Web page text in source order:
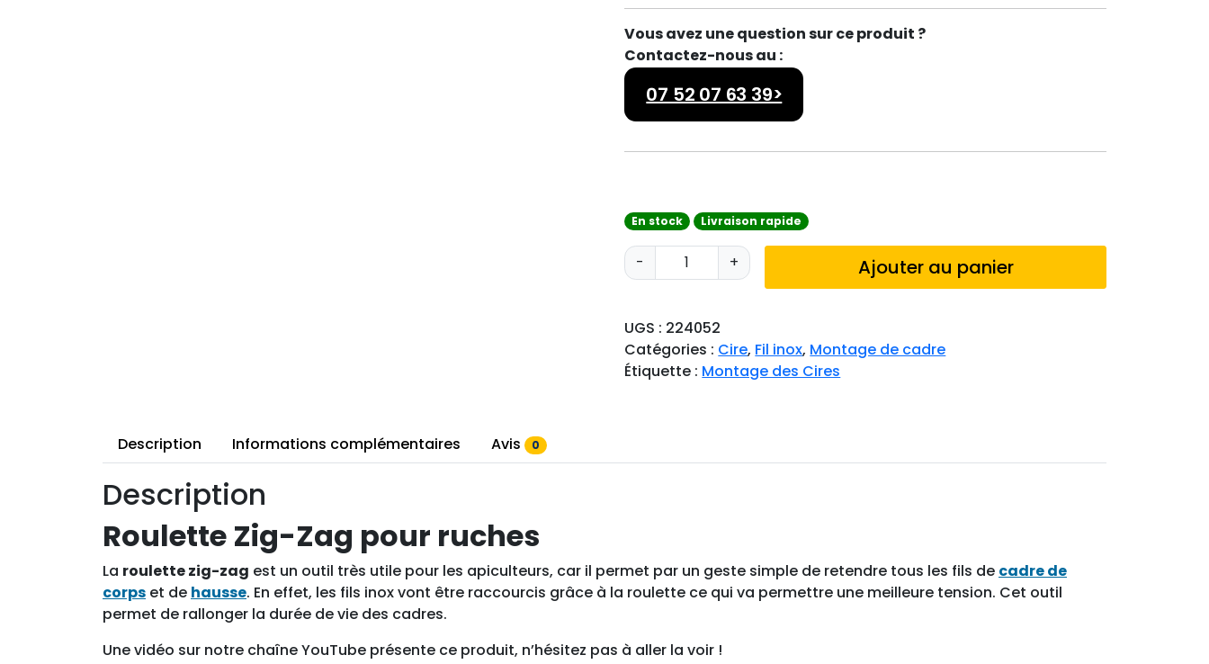
Vous avez une question sur ce produit ?
Contactez-nous au :
07 52 07 63 39>
En stock Livraison rapide
-
q
u
n
t
i
t
t
Z
+ Ajouter au panier
UGS : 224052
Catégories : Cire, Fil inox, Montage de cadre
Étiquette : Montage des Cires
Description Informations complémentaires Avis 0
Description
Roulette Zig-Zag pour ruches
La roulette zig-zag est un outil très utile pour les apiculteurs, car il permet par un geste simple de retendre tous les fils de cadre de
corps et de hausse. En effet, les fils inox vont être raccourcis grâce à la roulette ce qui va permettre une meilleure tension. Cet outil
permet de rallonger la durée de vie des cadres.
Une vidéo sur notre chaîne YouTube présente ce produit, n’hésitez pas à aller la voir !